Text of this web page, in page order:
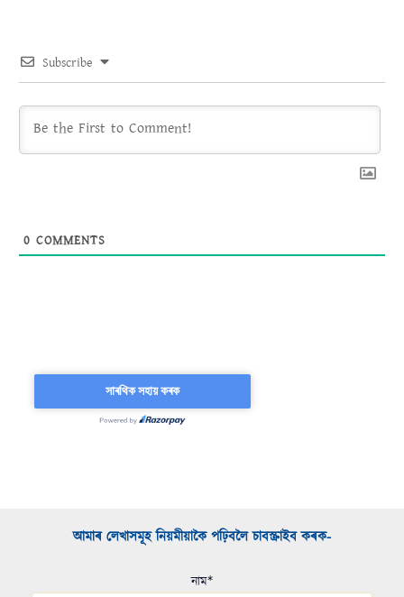
Subscribe
0 COMMENTS
আমাৰ লেখাসমূহ নিয়মীয়াকৈ পঢ়িবলৈ চাবস্ক্ৰাইব কৰক-​
নাম*